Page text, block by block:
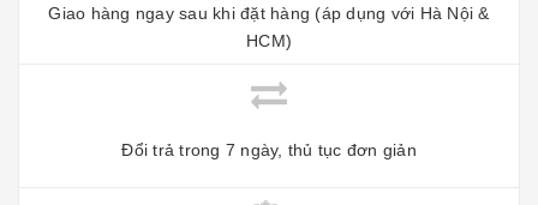
Giao hàng ngay sau khi đặt hàng (áp dụng với Hà Nội &
HCM)
Đổi trả trong 7 ngày, thủ tục đơn giản